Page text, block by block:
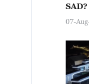
SAD?
07-